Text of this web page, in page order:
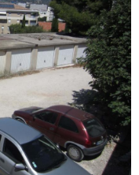
Contact